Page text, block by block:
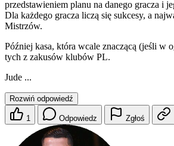
przedstawieniem planu na danego gracza i
Dla każdego gracza liczą się sukcesy, a
Mistrzów.
Później kasa, która wcale znaczącą (jeśli w
tych z zakusów klubów PL.
Jude ...
Rozwiń odpowiedź
1 Odpowiedz Zgłoś